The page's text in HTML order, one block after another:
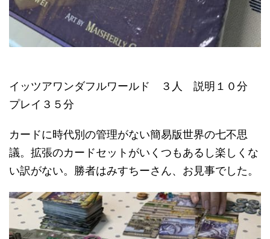
イッツアワンダフルワールド ３人 説明１０分
プレイ３５分
カードに時代別の管理がない簡易版世界の七不思
議。拡張のカードセットがいくつもあるし楽しくな
い訳がない。勝者はみすちーさん、お見事でした。